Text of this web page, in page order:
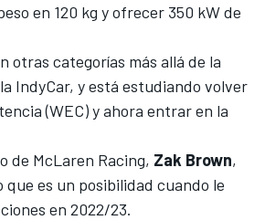
en 120 kg y ofrecer 350 kW de
otras categorías más allá de la
IndyCar, y está estudiando volver
(WEC)y ahora entrar en la
de McLaren Racing, Zak Brown,
que es un posibilidad cuando le
en 2022/23.